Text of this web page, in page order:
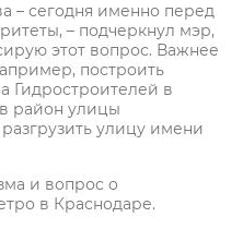
– сегодня именно перед
– подчеркнул мэр,
этот вопрос. Важнее
построить
Гидростроителей в
район улицы
улицу имени
и вопрос о
в Краснодаре.